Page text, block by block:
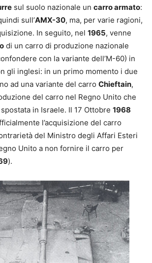
sul suolo nazionale un carro armato:
sull’AMX-30, ma, per varie ragioni,
In seguito, nel 1965, venne
di un carro di produzione nazionale
con la variante dell’M-60) in
gli inglesi: in un primo momento i due
ad una variante del carro Chieftain,
del carro nel Regno Unito che
in Israele. Il 17 Ottobre 1968
l’acquisizione del carro
del Ministro degli Affari Esteri
Unito a non fornire il carro per
).